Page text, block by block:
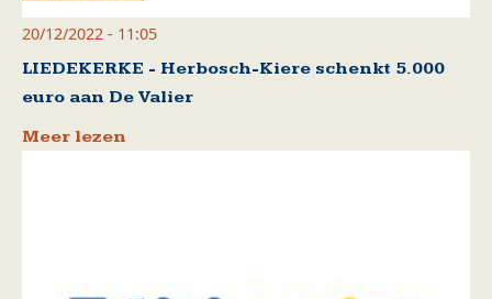
20/12/2022 - 11:05
LIEDEKERKE - Herbosch-Kiere schenkt 5.000
euro aan De Valier
Meer lezen